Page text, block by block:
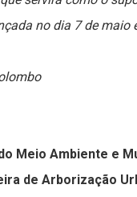
no dia 7 de maio
Meio Ambiente e
de Arborização